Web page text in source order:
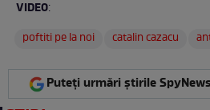
VIDEO:
poftiti pe la noi
catalin cazacu
Puteți urmări știrile